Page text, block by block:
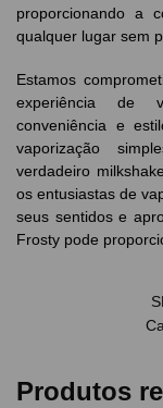
proporcionando a
qualquer lugar sem
Estamos
experiência de
conveniência e
vaporização
verdadeiro
os entusiastas de
seus sentidos e
Frosty pode
Produtos